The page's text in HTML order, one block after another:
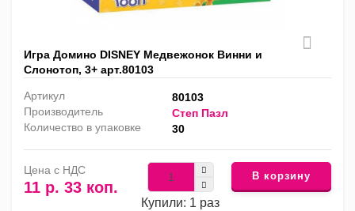
Игра Домино DISNEY Медвежонок Винни и
Слонотоп, 3+ арт.80103
Артикул
80103
Производитель
Степ Пазл
Количество в упаковке
30
Цена с НДС
11 р. 33 коп.
Купили: 1 раз
В корзину